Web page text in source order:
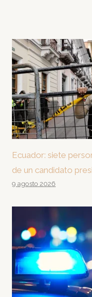
Ecuador: siete
de un candidato
9 agosto 2026